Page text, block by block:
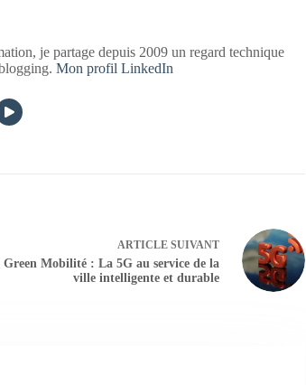
je partage depuis 2009 un regard technique
blogging.Mon profil LinkedIn
ARTICLESUIVANT
Green Mobilité : La 5G au service de la
ville intelligente et durable